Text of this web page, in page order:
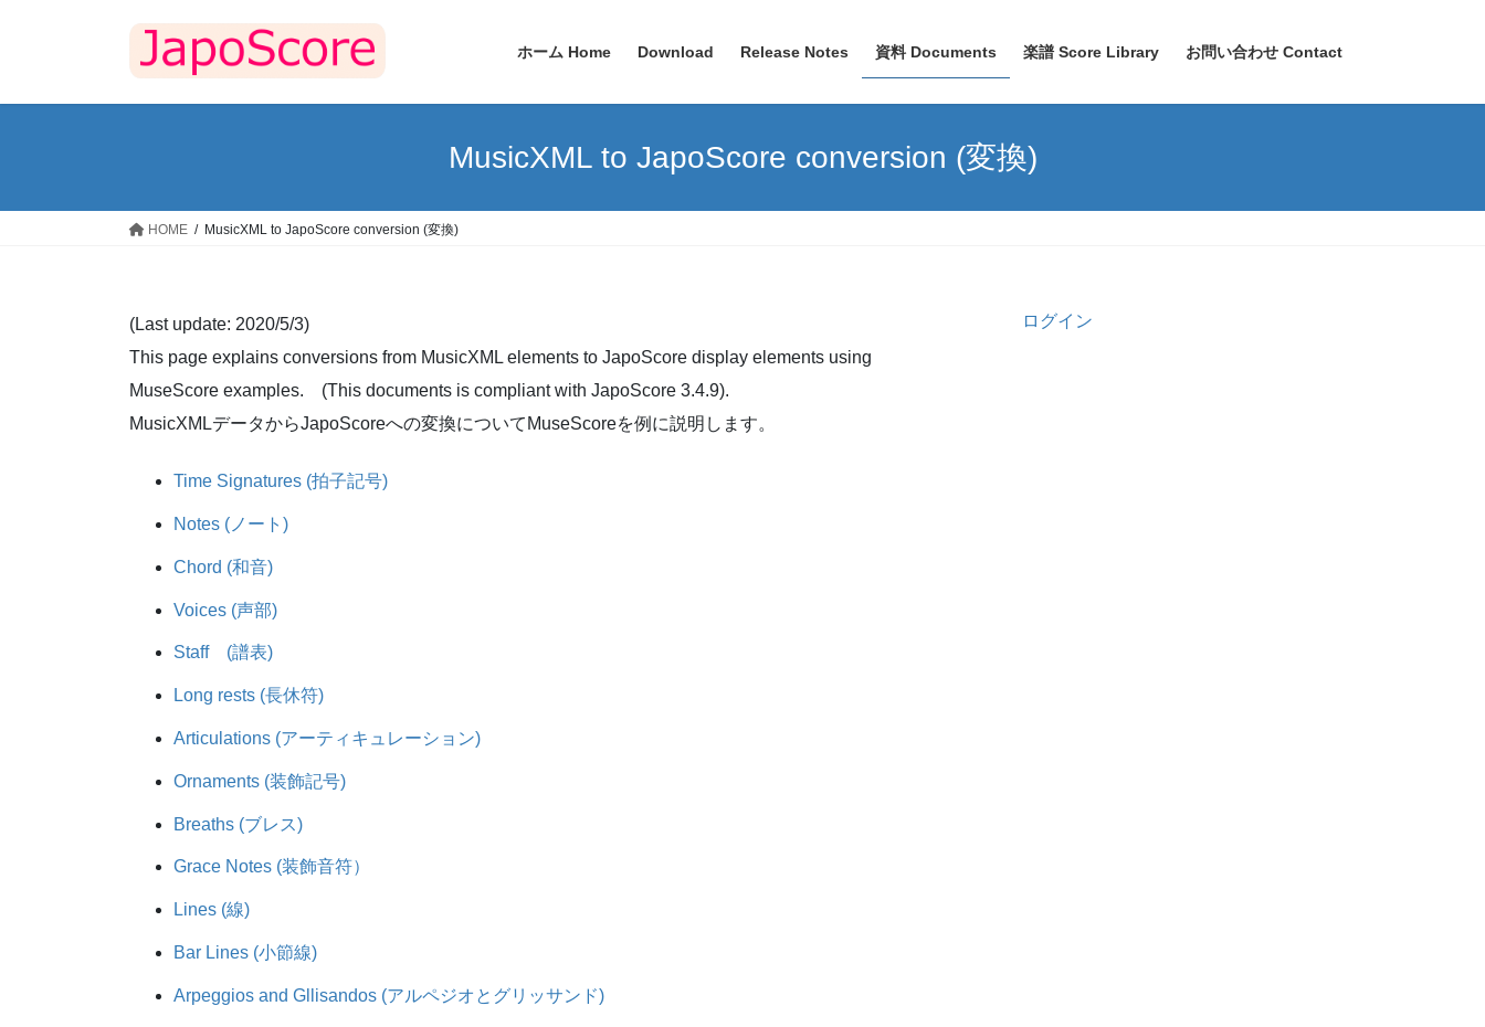
ホーム Home Download Release Notes 資料 Documents 楽譜 Score Library お問い合わせ Contact
MusicXML to JapoScore conversion (変換)
HOME MusicXML to JapoScore conversion (変換)
(Last update: 2020/5/3)
This page explains conversions from MusicXML elements to JapoScore display elements using
MuseScore examples. (This documents is compliant with JapoScore 3.4.9).
MusicXMLデータからJapoScoreへの変換についてMuseScoreを例に説明します。
Time Signatures (拍子記号)
Notes (ノート)
Chord (和音)
Voices (声部)
Staff (譜表)
Long rests (長休符)
Articulations (アーティキュレーション)
Ornaments (装飾記号)
Breaths (ブレス)
Grace Notes (装飾音符）
Lines (線)
Bar Lines (小節線)
Arpeggios and Gllisandos (アルペジオとグリッサンド)
ログイン